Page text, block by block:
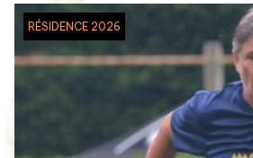
RÉSIDENCE 2026